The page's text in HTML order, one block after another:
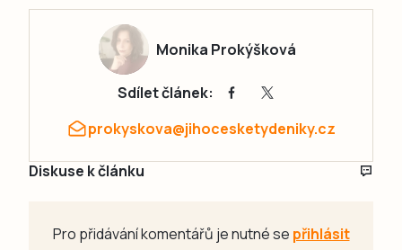
Monika Prokýšková
Sdílet článek:
prokyskova@jihocesketydeniky.cz
Diskuse k článku
Pro přidávání komentářů je nutné se přihlásit